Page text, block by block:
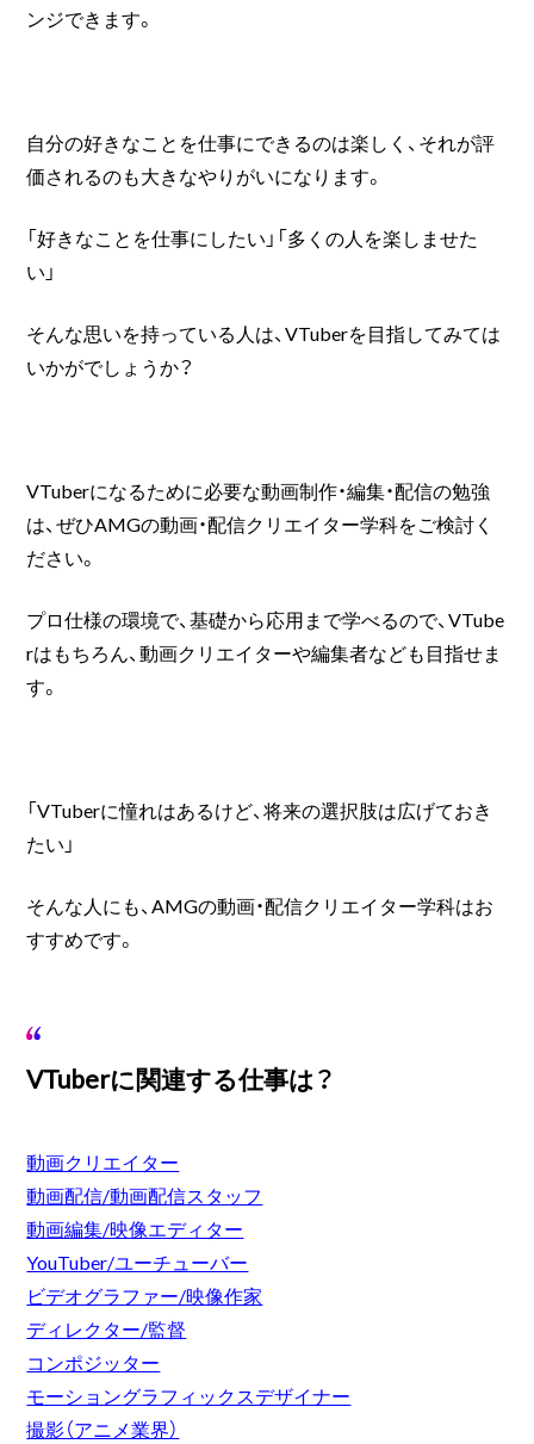
ンジできます。
自分の好きなことを仕事にできるのは楽しく、それが評
価されるのも大きなやりがいになります。
「好きなことを仕事にしたい」「多くの人を楽しませた
い」
そんな思いを持っている人は、VTuberを目指してみては
いかがでしょうか？
VTuberになるために必要な動画制作・編集・配信の勉強
は、ぜひAMGの動画・配信クリエイター学科をご検討く
ださい。
プロ仕様の環境で、基礎から応用まで学べるので、VTube
rはもちろん、動画クリエイターや編集者なども目指せま
す。
「VTuberに憧れはあるけど、将来の選択肢は広げておき
たい」
そんな人にも、AMGの動画・配信クリエイター学科はお
すすめです。
VTuberに関連する仕事は？
動画クリエイター
動画配信/動画配信スタッフ
動画編集/映像エディター
YouTuber/ユーチューバー
ビデオグラファー/映像作家
ディレクター/監督
コンポジッター
モーショングラフィックスデザイナー
撮影（アニメ業界）